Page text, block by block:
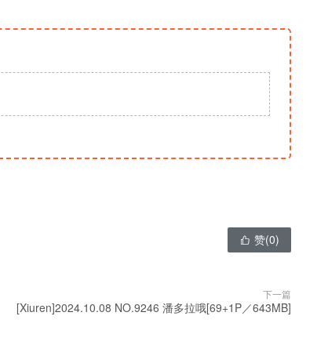
 赞(0)
下一篇
[Xiuren]2024.10.08 NO.9246 潘多拉哦[69+1P／643MB]